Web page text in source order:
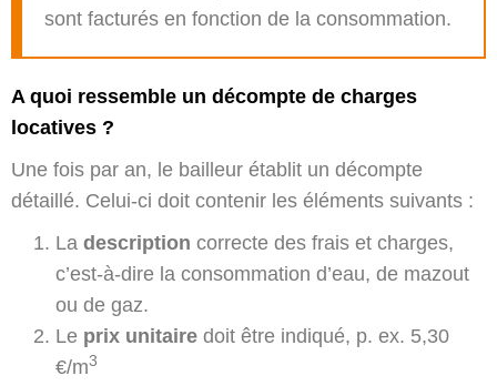
sont facturés en fonction de la consommation.
A quoi ressemble un décompte de charges
locatives ?
Une fois par an, le bailleur établit un décompte
détaillé. Celui-ci doit contenir les éléments suivants :
La description correcte des frais et charges,
c’est-à-dire la consommation d’eau, de mazout
ou de gaz.
Le prix unitaire doit être indiqué, p. ex. 5,30
€/m3